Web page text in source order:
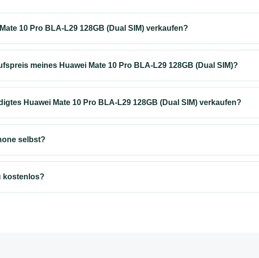
10 Pro BLA-L29 128GB (Dual SIM) verkaufen?
meines Huawei Mate 10 Pro BLA-L29 128GB (Dual SIM)?
Huawei Mate 10 Pro BLA-L29 128GB (Dual SIM) verkaufen?
selbst?
kostenlos?